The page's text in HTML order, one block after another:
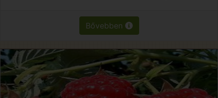
Bővebben